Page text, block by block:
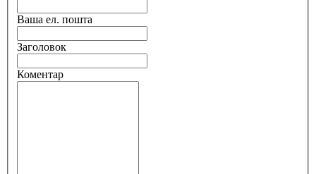
Ваша ел. пошта
Заголовок
Коментар